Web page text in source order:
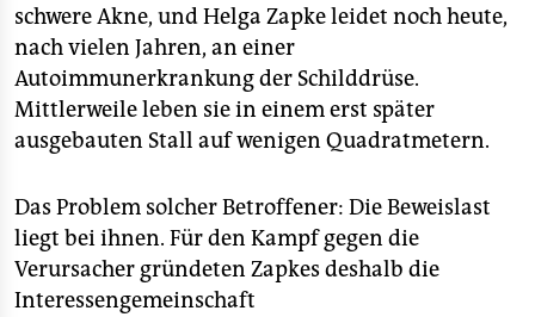
schwere Akne, und Helga Zapke leidet noch heute,
nach vielen Jahren, an einer
Autoimmunerkrankung der Schilddrüse.
Mittlerweile leben sie in einem erst später
ausgebauten Stall auf wenigen Quadratmetern.
Das Problem solcher Betroffener: Die Beweislast
liegt bei ihnen. Für den Kampf gegen die
Verursacher gründeten Zapkes deshalb die
Interessengemeinschaft